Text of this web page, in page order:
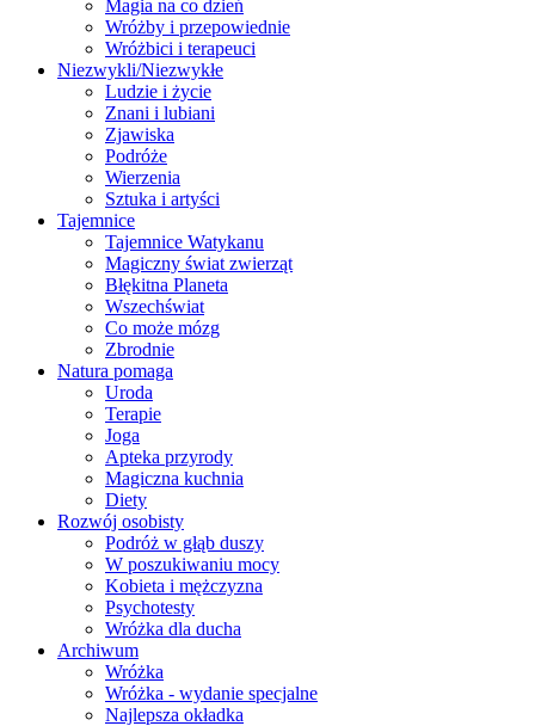
Magia na co dzień
Wróżby i przepowiednie
Wróżbici i terapeuci
Niezwykli/Niezwykłe
Ludzie i życie
Znani i lubiani
Zjawiska
Podróże
Wierzenia
Sztuka i artyści
Tajemnice
Tajemnice Watykanu
Magiczny świat zwierząt
Błękitna Planeta
Wszechświat
Co może mózg
Zbrodnie
Natura pomaga
Uroda
Terapie
Joga
Apteka przyrody
Magiczna kuchnia
Diety
Rozwój osobisty
Podróż w głąb duszy
W poszukiwaniu mocy
Kobieta i mężczyzna
Psychotesty
Wróżka dla ducha
Archiwum
Wróżka
Wróżka - wydanie specjalne
Najlepsza okładka